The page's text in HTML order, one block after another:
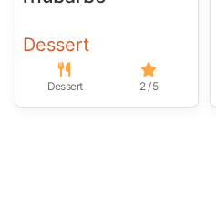
Dessert
Dessert 2 / 5